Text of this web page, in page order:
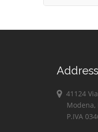
Address
41124
Modena,
P.IVA